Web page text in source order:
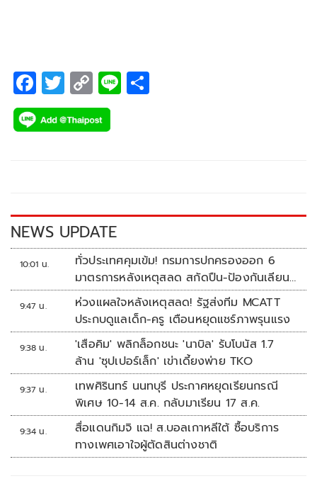
F
ac
e
k
T
wi
tt
C
o
p
k
Li
NEWS UPDATE
10:01 น.
ทั่วประเทศคุมเข้ม! กรมการปกครองออก 6
มาตรการหลังเหตุสลด สกัดปืน-ป้องกันเลียน
แบบ
9:47 น.
ห่วงแผลใจหลังเหตุสลด! รัฐส่งทีม MCATT
ประกบดูแลเด็ก-ครู เตือนหยุดแชร์ภาพรุนแรง
9:38 น.
'เสือคิม' พลิกล็อกชนะ 'นาบิล' รับโบนัส 1.7
ล้าน 'ซุปเปอร์เล็ก' เข่าเดี้ยงพ่าย TKO
9:37 น.
เทพศิรินทร์ นนทบุรี ประกาศหยุดเรียนกรณี
พิเศษ 10-14 ส.ค. กลับมาเรียน 17 ส.ค.
9:34 น.
สื่อแดนกิมจิ แฉ! ส.บอลเกาหลีใต้ ซื้อบริการ
ทางเพศเอาใจผู้ตัดสินต่างชาติ